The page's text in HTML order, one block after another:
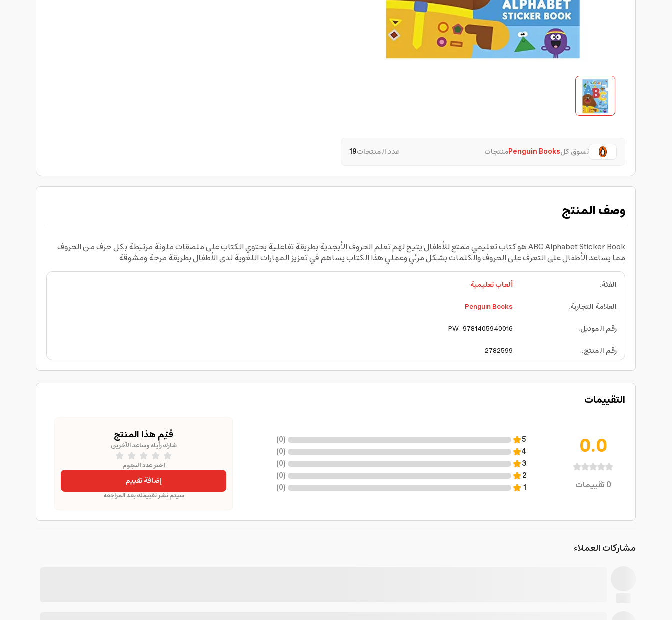
تسوق كلPenguin Booksمنتجات عدد المنتجات19
وصف المنتج
ABC Alphabet Sticker Book هو كتاب تعليمي ممتع للأطفال يتيح لهم تعلم الحروف الأبجدية بطريقة تفاعلية يحتوي الكتاب على ملصقات ملونة مرتبطة بكل حرف من الحروف
مما يساعد الأطفال على التعرف على الحروف والكلمات بشكل مرئي وعملي هذا الكتاب يساهم في تعزيز المهارات اللغوية لدى الأطفال بطريقة مرحة ومشوقة
الفئة:
ألعاب تعليمية
العلامة التجارية:
Penguin Books
رقم الموديل:
PW-9781405940016
رقم المنتج:
2782599
التقييمات
0.0
0تقييمات
5
(
0
)
4
(
0
)
3
(
0
)
2
(
0
)
1
(
0
)
قيّم هذا المنتج
شارك رأيك وساعد الآخرين
اختر عدد النجوم
إضافة تقييم
سيتم نشر تقييمك بعد المراجعة
مشاركات العملاء